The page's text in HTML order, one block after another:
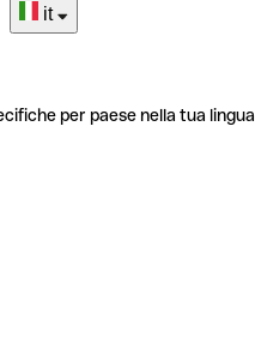
it
per paese nella tua lingua